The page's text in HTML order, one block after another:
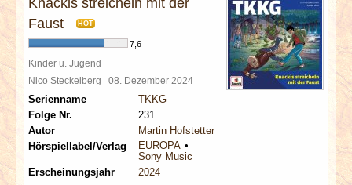
Knackis streicheln mit der
Faust
HOT
7,6
Kinder u. Jugend
Nico Steckelberg 08. Dezember 2024
Serienname
TKKG
Folge Nr.
231
Autor
Martin Hofstetter
Hörspiellabel/Verlag
EUROPA
Sony Music
Erscheinungsjahr
2024